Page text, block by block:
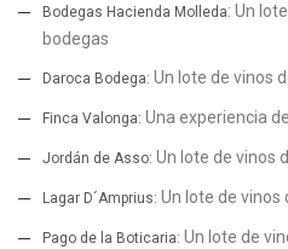
Bodegas Hacienda Molleda: Un
bodegas
Daroca Bodega: Un lote de vinos
Finca Valonga: Una experiencia
Jordán de Asso: Un lote de vinos
Lagar D´Amprius: Un lote de vinos
Pago de la Boticaria: Un lote de